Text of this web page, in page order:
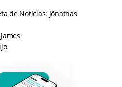
de Notícias: Jônathas